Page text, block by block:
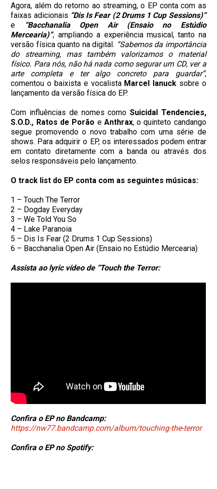
Agora, além do retorno ao streaming, o EP conta com as
faixas adicionais “Dis Is Fear (2 Drums 1 Cup Sessions)”
e
“Bacchanalia Open Air (Ensaio no Estúdio
Mercearia)”, ampliando a experiência musical, tanto na
versão física quanto na digital. “Sabemos da importância
do streaming, mas também valorizamos o material
físico. Para nós, não há nada como segurar um CD, ver a
arte completa e ter algo concreto para guardar”,
comentou o baixista e vocalista Marcel Ianuck sobre o
lançamento da versão física do EP.
Com influências de nomes como Suicidal Tendencies,
S.O.D., Ratos de Porão e Anthrax, o quinteto candango
segue promovendo o novo trabalho com uma série de
shows. Para adquirir o EP, os interessados podem entrar
em contato diretamente com a banda ou através dos
selos responsáveis pelo lançamento.
O track list do EP conta com as seguintes músicas:
1 – Touch The Terror
2 – Dogday Everyday
3 – We Told You So
4 – Lake Paranoia
5 – Dis Is Fear (2 Drums 1 Cup Sessions)
6 – Bacchanalia Open Air (Ensaio no Estúdio Mercearia)
Assista ao lyric vídeo de “Touch the Terror:
Confira o EP no Bandcamp:
https://nw77.bandcamp.com/album/touching-the-terror
Confira o EP no Spotify: